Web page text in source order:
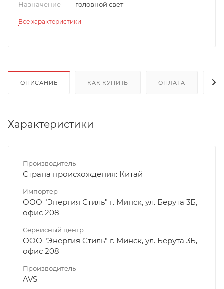
Назначение — головной свет
Все характеристики
ОПИСАНИЕ КАК КУПИТЬ ОПЛАТА
Характеристики
Производитель
Страна происхождения: Китай
Импортер
ООО "Энергия Стиль" г. Минск, ул. Берута 3Б,
офис 208
Сервисный центр
ООО "Энергия Стиль" г. Минск, ул. Берута 3Б,
офис 208
Производитель
AVS